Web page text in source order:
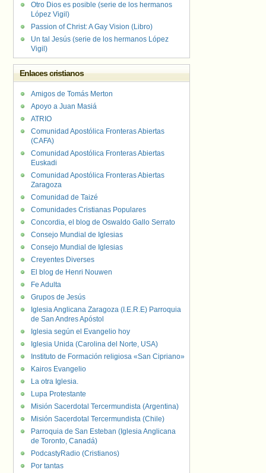
Otro Dios es posible (serie de los hermanos
López Vigil)
Passion of Christ: A Gay Vision (Libro)
Un tal Jesús (serie de los hermanos López
Vigil)
Enlaces cristianos
Amigos de Tomás Merton
Apoyo a Juan Masiá
ATRIO
Comunidad Apostólica Fronteras Abiertas
(CAFA)
Comunidad Apostólica Fronteras Abiertas
Euskadi
Comunidad Apostólica Fronteras Abiertas
Zaragoza
Comunidad de Taizé
Comunidades Cristianas Populares
Concordia, el blog de Oswaldo Gallo Serrato
Consejo Mundial de Iglesias
Consejo Mundial de Iglesias
Creyentes Diverses
El blog de Henri Nouwen
Fe Adulta
Grupos de Jesús
Iglesia Anglicana Zaragoza (I.E.R.E) Parroquia
de San Andres Apóstol
Iglesia según el Evangelio hoy
Iglesia Unida (Carolina del Norte, USA)
Instituto de Formación religiosa «San Cipriano»
Kairos Evangelio
La otra Iglesia.
Lupa Protestante
Misión Sacerdotal Tercermundista (Argentina)
Misión Sacerdotal Tercermundista (Chile)
Parroquia de San Esteban (Iglesia Anglicana
de Toronto, Canadá)
PodcastyRadio (Cristianos)
Por tantas